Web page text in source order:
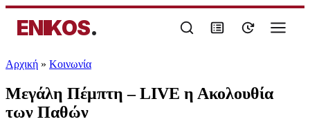
ENIKOS.
Αρχική » Κοινωνία
Μεγάλη Πέμπτη – LIVE η Ακολουθία
των Παθών